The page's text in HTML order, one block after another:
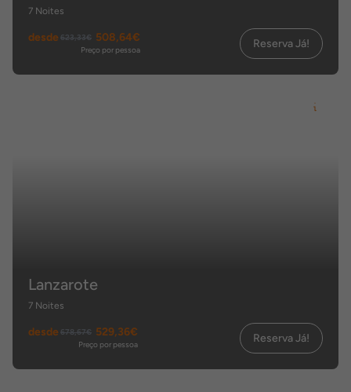
7 Noites
desde 623,33€ 508,64€
Preço por pessoa Reserva Já!
Lanzarote
7 Noites
desde 678,67€ 529,36€
Preço por pessoa Reserva Já!